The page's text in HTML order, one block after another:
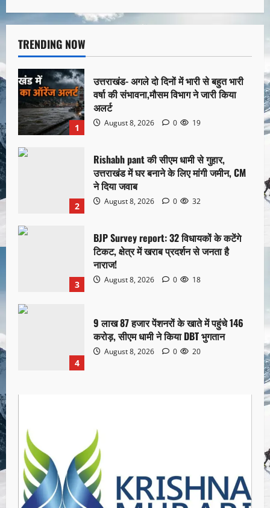
TRENDING NOW
1
उत्तराखंड- अगले दो दिनों में भारी से बहुत भारी
वर्षा की संभावना,मौसम विभाग ने जारी किया
अलर्ट
August 8, 2026 0 19
2
Rishabh pant की सीएम धामी से गुहार,
उत्तराखंड में घर बनाने के लिए मांगी जमीन, CM
ने दिया जवाब
August 8, 2026 0 32
3
BJP Survey report: 32 विधायकों के कटेंगे
टिकट, क्षेत्र में खराब प्रदर्शन से जनता है
नाराज!
August 8, 2026 0 18
4
9 लाख 87 हजार पेंशनरों के खाते में पहुंचे 146
करोड़, सीएम धामी ने किया DBT भुगतान
August 8, 2026 0 20